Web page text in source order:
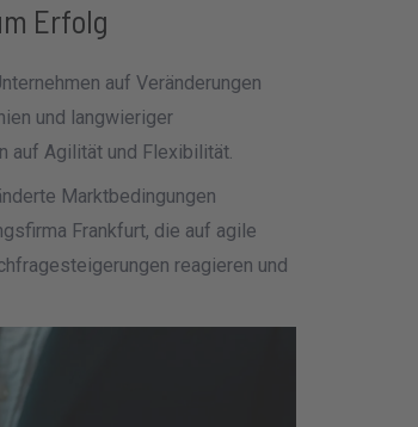
Erfolg
auf Veränderungen
und langwieriger
auf Agilität und Flexibilität.
Marktbedingungen
Frankfurt, die auf agile
reagieren und